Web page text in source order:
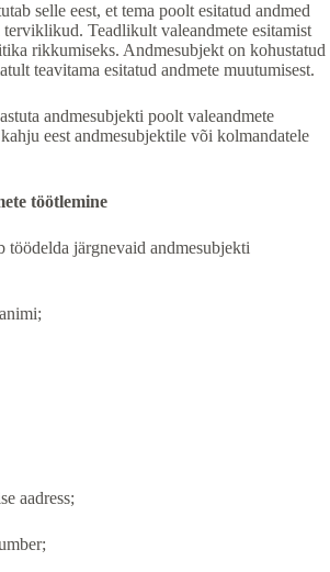
selle eest, et tema poolt esitatud andmed
Teadlikult valeandmete esitamist
rikkumiseks. Andmesubjekt on kohustatud
teavitama esitatud andmete muutumisest.
andmesubjekti poolt valeandmete
eest andmesubjektile või kolmandatele
töötlemine
töödelda järgnevaid andmesubjekti
aadress;